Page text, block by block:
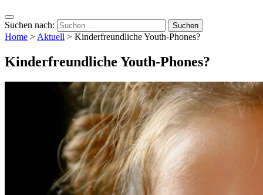
Suchen nach:
Home >Aktuell > Kinderfreundliche Youth-Phones?
Kinderfreundliche Youth-Phones?